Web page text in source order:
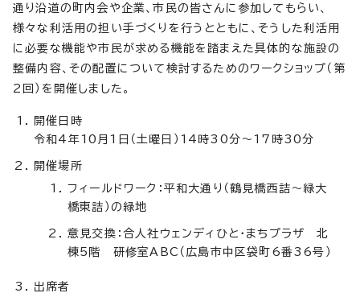
通り沿道の町内会や企業、市民の皆さんに参加してもらい、
様々な利活用の担い手づくりを行うとともに、そうした利活用
に必要な機能や市民が求める機能を踏まえた具体的な施設の
整備内容、その配置について検討するためのワークショップ（第
2回）を開催しました。
開催日時
令和4年10月1日（土曜日）14時30分～17時30分
開催場所
フィールドワーク：平和大通り（鶴見橋西詰～緑大
橋東詰）の緑地
意見交換：合人社ウェンディひと・まちプラザ 北
棟5階 研修室ABC（広島市中区袋町6番36号）
出席者